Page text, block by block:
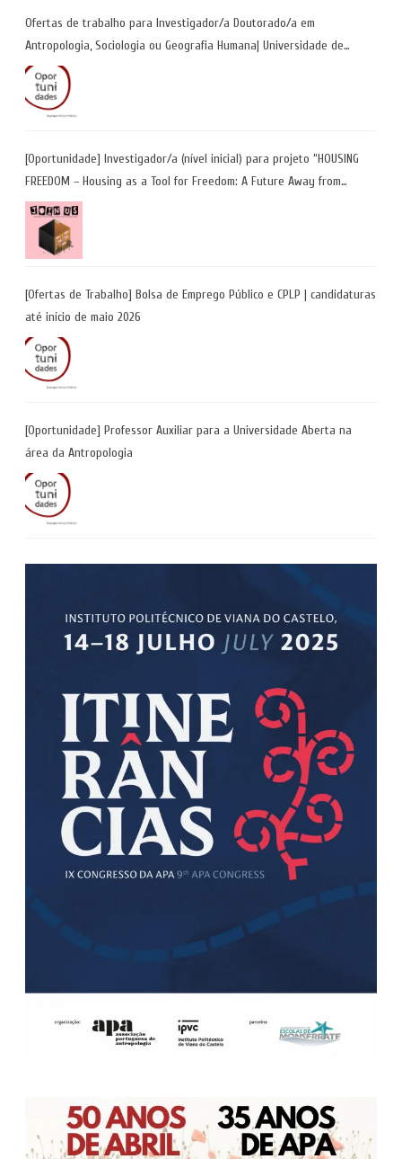
Ofertas de trabalho para Investigador/a Doutorado/a em
Antropologia, Sociologia ou Geografia Humana| Universidade de
Coimbra | Candidaturas até 29 de maio 2026
[Oportunidade] Investigador/a (nível inicial) para projeto “HOUSING
FREEDOM – Housing as a Tool for Freedom: A Future Away from
Incarceration” | até 8 de maio
[Ofertas de Trabalho] Bolsa de Emprego Público e CPLP | candidaturas
até início de maio 2026
[Oportunidade] Professor Auxiliar para a Universidade Aberta na
área da Antropologia